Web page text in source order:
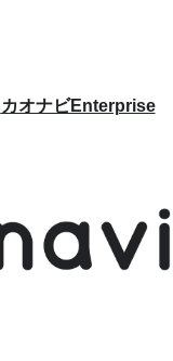
カオナビEnterprise